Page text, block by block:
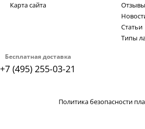
Бесплатная доставка
+7 (495) 255-03-21
Карта сайта
Отзывы
Статьи
Типы
Политика безопасности